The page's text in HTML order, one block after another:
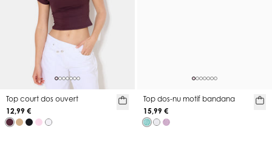
Top court dos ouvert
12,99 €
Top dos-nu motif bandana
15,99 €